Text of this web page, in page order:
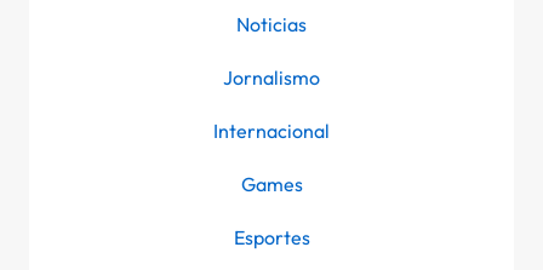
Noticias
Jornalismo
Internacional
Games
Esportes